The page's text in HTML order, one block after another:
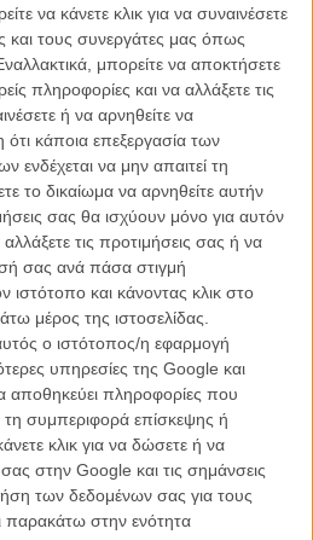
να κάνετε κλικ για να συναινέσετε
και τους συνεργάτες μας όπως
μπορείτε να αποκτήσετε
πληροφορίες και να αλλάξετε τις
ή να αρνηθείτε να
κάποια επεξεργασία των
να μην απαιτεί τη
το δικαίωμα να αρνηθείτε αυτήν
σας θα ισχύουν μόνο για αυτόν
τις προτιμήσεις σας ή να
σας ανά πάσα στιγμή
ιστότοπο και κάνοντας κλικ στο
μέρος της ιστοσελίδας.
ο ιστότοπος/η εφαρμογή
υπηρεσίες της Google και
αποθηκεύει πληροφορίες που
τη συμπεριφορά επίσκεψης ή
κλικ για να δώσετε ή να
στην Google και τις σημάνσεις
των δεδομένων σας για τους
παρακάτω στην ενότητα
Ενα αγόρι, o Μπραντ, πέφτει
πάρτι και αποφασισμένο να
να μπορέσει να νιώσει ικανός να
του να γίνει μέλος μιας από τις
Για να συμβεί όμως αυτό
άλλους «νεοσύλλεκτους»- την
την αποκαλούν τα μεγαλύτερα μέλη
δοκιμασίες μύησης, δηλαδή, που
περιττώματα ζώων και ένα role play
στρατό.
δεν είναι ακριβώς αυτό που θα
μάλλον το αντίθετο. Και η
ενός συνόλου που είναι φανερό ότι
στην εσωτερική και την
το «σύστημα», καθώς και ο αδερφός
φορά να συνειδητοποιεί τη
των όχι και αθώων